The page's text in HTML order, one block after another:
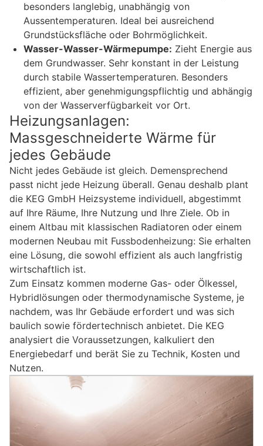
besonders langlebig, unabhängig von
Aussentemperaturen. Ideal bei ausreichend
Grundstücksfläche oder Bohrmöglichkeit.
Wasser-Wasser-Wärmepumpe: Zieht Energie aus
dem Grundwasser. Sehr konstant in der Leistung
durch stabile Wassertemperaturen. Besonders
effizient, aber genehmigungspflichtig und abhängig
von der Wasserverfügbarkeit vor Ort.
Heizungsanlagen:
Massgeschneiderte Wärme für
jedes Gebäude
Nicht jedes Gebäude ist gleich. Demensprechend
passt nicht jede Heizung überall. Genau deshalb plant
die KEG GmbH Heizsysteme individuell, abgestimmt
auf Ihre Räume, Ihre Nutzung und Ihre Ziele. Ob in
einem Altbau mit klassischen Radiatoren oder einem
modernen Neubau mit Fussbodenheizung: Sie erhalten
eine Lösung, die sowohl effizient als auch langfristig
wirtschaftlich ist.
Zum Einsatz kommen moderne Gas- oder Ölkessel,
Hybridlösungen oder thermodynamische Systeme, je
nachdem, was Ihr Gebäude erfordert und was sich
baulich sowie fördertechnisch anbietet. Die KEG
analysiert die Voraussetzungen, kalkuliert den
Energiebedarf und berät Sie zu Technik, Kosten und
Nutzen.